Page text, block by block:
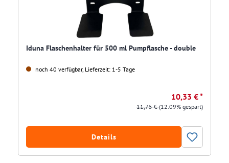
Iduna Flaschenhalter für 500 ml Pumpflasche - double
noch 40 verfügbar, Lieferzeit: 1-5 Tage
10,33 € *
11,75 €(12.09% gespart)
Details